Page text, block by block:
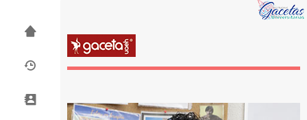
Publicaciones en línea
Acreditación
Internacional
Alumnado